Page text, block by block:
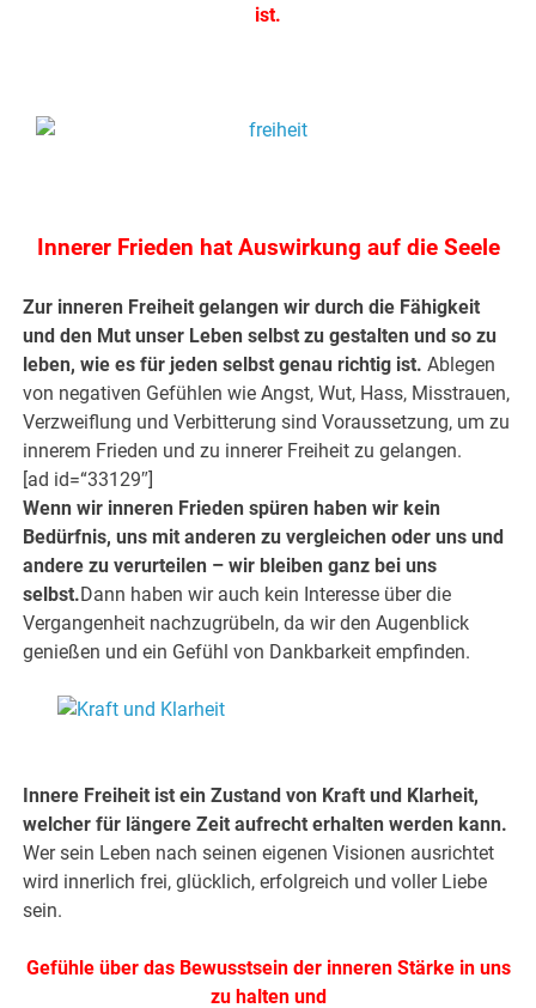
ist.
Innerer Frieden hat Auswirkung auf die Seele
Zur inneren Freiheit gelangen wir durch die Fähigkeit
und den Mut unser Leben selbst zu gestalten und so zu
leben, wie es für jeden selbst genau richtig ist. Ablegen
von negativen Gefühlen wie Angst, Wut, Hass, Misstrauen,
Verzweiflung und Verbitterung sind Voraussetzung, um zu
innerem Frieden und zu innerer Freiheit zu gelangen.
[ad id=“33129″]
Wenn wir inneren Frieden spüren haben wir kein
Bedürfnis, uns mit anderen zu vergleichen oder uns und
andere zu verurteilen – wir bleiben ganz bei uns
selbst.Dann haben wir auch kein Interesse über die
Vergangenheit nachzugrübeln, da wir den Augenblick
genießen und ein Gefühl von Dankbarkeit empfinden.
Innere Freiheit ist ein Zustand von Kraft und Klarheit,
welcher für längere Zeit aufrecht erhalten werden kann.
Wer sein Leben nach seinen eigenen Visionen ausrichtet
wird innerlich frei, glücklich, erfolgreich und voller Liebe
sein.
Gefühle über das Bewusstsein der inneren Stärke in uns
zu halten und